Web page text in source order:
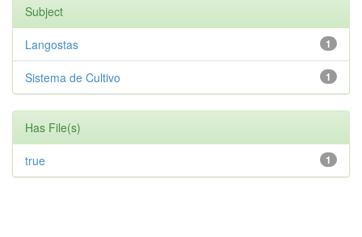
Subject
1
Langostas
1
Sistema de Cultivo
Has File(s)
1
true